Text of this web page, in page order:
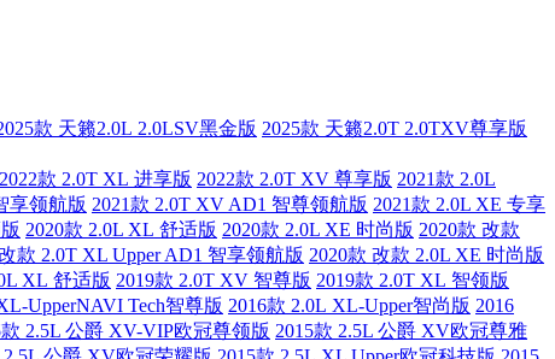
款 天籁2.0L 2.0LSV黑金版 2025款 天籁2.0T 2.0TXV尊享版
2022款 2.0T XL 进享版 2022款 2.0T XV 尊享版 2021款 2.0L
享领航版 2021款 2.0T XV AD1 智尊领航版 2021款 2.0L XE 专享
2020款 2.0L XL 舒适版 2020款 2.0L XE 时尚版 2020款 改款
款 2.0T XL Upper AD1 智享领航版 2020款 改款 2.0L XE 时尚版
XL 舒适版 2019款 2.0T XV 智尊版 2019款 2.0T XL 智领版
UpperNAVI Tech智尊版 2016款 2.0L XL-Upper智尚版 2016
款 2.5L 公爵 XV-VIP欧冠尊领版 2015款 2.5L 公爵 XV欧冠尊雅